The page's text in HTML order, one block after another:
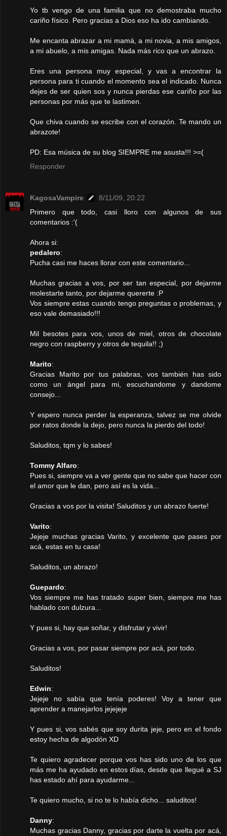
Yo tb vengo de una familia que no demostraba mucho
cariño físico. Pero gracias a Dios eso ha ido cambiando.
Me encanta abrazar a mi mamá, a mi novia, a mis amigos,
a mi abuelo, a mis amigas. Nada más rico que un abrazo.
Eres una persona muy especial, y vas a encontrar la
persona para ti cuando el momento sea el indicado. Nunca
dejes de ser quien sos y nunca pierdas ese cariño por las
personas por más que te lastimen.
Que chiva cuando se escribe con el corazón. Te mando un
abrazote!
PD: Esa música de su blog SIEMPRE me asusta!!! >=(
Responder
KagosaVampire
8/11/09, 20:22
Primero que todo, casi lloro con algunos de sus
comentarios :'(
Ahora si:
pedalero:
Pucha casi me haces llorar con este comentario...
Muchas gracias a vos, por ser tan especial, por dejarme
molestarte tanto, por dejarme quererte :P
Vos siempre estas cuando tengo preguntas o problemas, y
eso vale demasiado!!!
Mil besotes para vos, unos de miel, otros de chocolate
negro con raspberry y otros de tequila!! ;)
Marito:
Gracias Marito por tus palabras, vos también has sido
como un ángel para mi, escuchandome y dandome
consejo...
Y espero nunca perder la esperanza, talvez se me olvide
por ratos donde la dejo, pero nunca la pierdo del todo!
Saluditos, tqm y lo sabes!
Tommy Alfaro:
Pues si, siempre va a ver gente que no sabe que hacer con
el amor que le dan, pero así es la vida...
Gracias a vos por la visita! Saluditos y un abrazo fuerte!
Varito:
Jejeje muchas gracias Varito, y excelente que pases por
acá, estas en tu casa!
Saluditos, un abrazo!
Guepardo:
Vos siempre me has tratado super bien, siempre me has
hablado con dulzura...
Y pues si, hay que soñar, y disfrutar y vivir!
Gracias a vos, por pasar siempre por acá, por todo.
Saluditos!
Edwin:
Jejeje no sabía que tenía poderes! Voy a tener que
aprender a manejarlos jejejeje
Y pues si, vos sabés que soy durita jeje, pero en el fondo
estoy hecha de algodón XD
Te quiero agradecer porque vos has sido uno de los que
más me ha ayudado en estos días, desde que llegué a SJ
has estado ahí para ayudarme...
Te quiero mucho, si no te lo había dicho... saluditos!
Danny:
Muchas gracias Danny, gracias por darte la vuelta por acá,